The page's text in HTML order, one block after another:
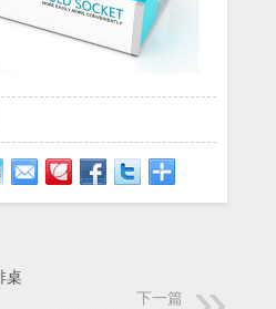
桌
下一篇